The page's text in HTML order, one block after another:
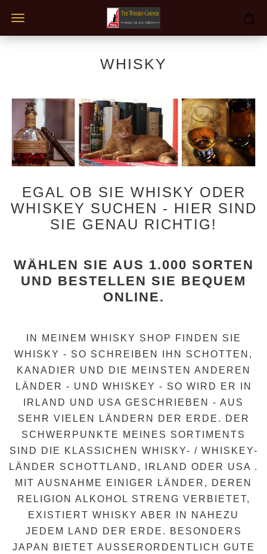
WHISKY
EGAL OB SIE WHISKY ODER
WHISKEY SUCHEN - HIER SIND
SIE GENAU RICHTIG!
WÄHLEN SIE AUS 1.000 SORTEN
UND BESTELLEN SIE BEQUEM
ONLINE.
IN MEINEM WHISKY SHOP FINDEN SIE
WHISKY - SO SCHREIBEN IHN SCHOTTEN,
KANADIER UND DIE MEINSTEN ANDEREN
LÄNDER - UND WHISKEY - SO WIRD ER IN
IRLAND UND USA GESCHRIEBEN - AUS
SEHR VIELEN LÄNDERN DER ERDE. DER
SCHWERPUNKTE MEINES SORTIMENTS
SIND DIE KLASSICHEN WHISKY- / WHISKEY-
LÄNDER SCHOTTLAND , IRLAND ODER USA .
MIT AUSNAHME EINIGER LÄNDER, DEREN
RELIGION ALKOHOL STRENG VERBIETET,
EXISTIERT WHISKY ABER IN NAHEZU
JEDEM LAND DER ERDE. BESONDERS
JAPAN
BIETET AUSSERORDENTLICH GUTE W